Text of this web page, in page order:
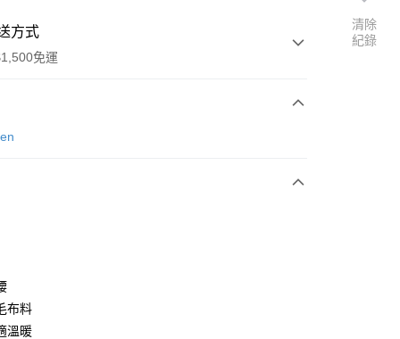
方式
免運
款
到店)
布料
溫暖
清除
紀錄